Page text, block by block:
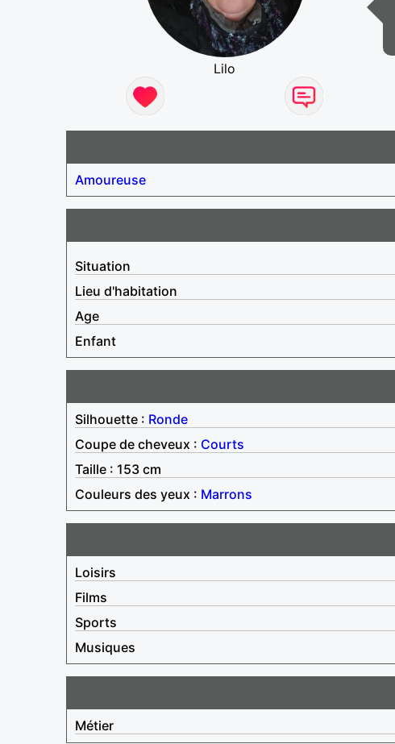
Lilo
Amoureuse
Situation
Lieu d'habitation
Age
Enfant
Silhouette : Ronde
Coupe de cheveux : Courts
Taille : 153 cm
Couleurs des yeux : Marrons
Loisirs
Films
Sports
Musiques
Métier